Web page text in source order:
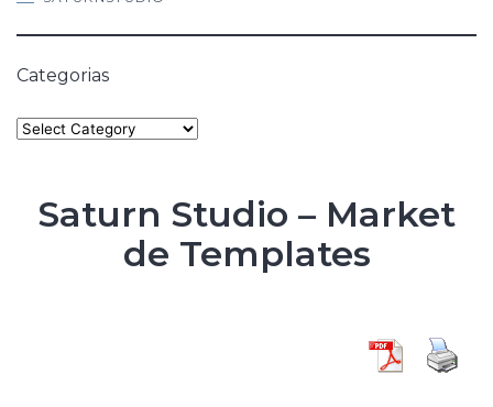
Categorias
Categories
Saturn Studio – Market
de Templates